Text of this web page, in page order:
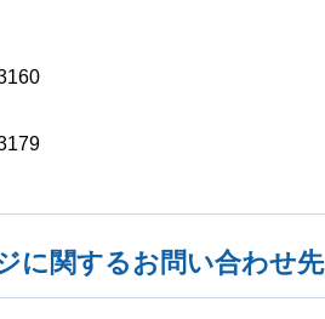
に関するお問い合わせ先